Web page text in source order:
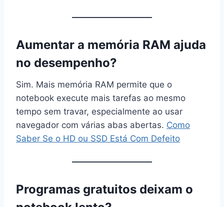
Aumentar a memória RAM ajuda
no desempenho?
Sim. Mais memória RAM permite que o
notebook execute mais tarefas ao mesmo
tempo sem travar, especialmente ao usar
navegador com várias abas abertas. Como
Saber Se o HD ou SSD Está Com Defeito
Programas gratuitos deixam o